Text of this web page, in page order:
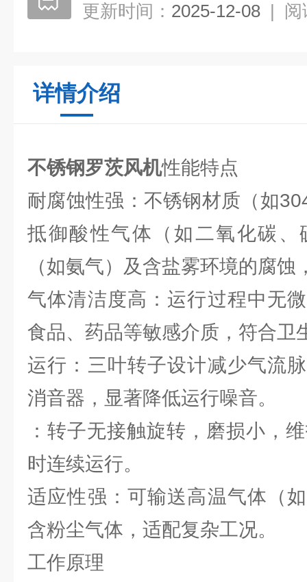
更新时间： 2025-12-08 | 阅
详情介绍
不锈钢罗茨风机性能特点
耐腐蚀性强：不锈钢材质（如
抵御酸性气体（如二氧化碳、
（如氨气）及含盐雾环境的腐
气体清洁度高：运行过程中无
食品、药品等敏感介质，符合卫
运行：三叶转子设计减少气流
消音器，显著降低运行噪音。
：转子无接触旋转，磨损小，
时连续运行。
适应性强：可输送高温气体（
含粉尘气体，适配复杂工况。
工作原理